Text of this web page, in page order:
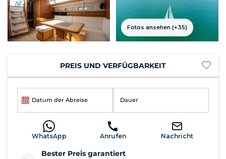
Fotos ansehen (+35)
PREIS UND VERFÜGBARKEIT
Datum der Abreise Dauer
WhatsApp Anrufen Nachricht
Bester Preis garantiert